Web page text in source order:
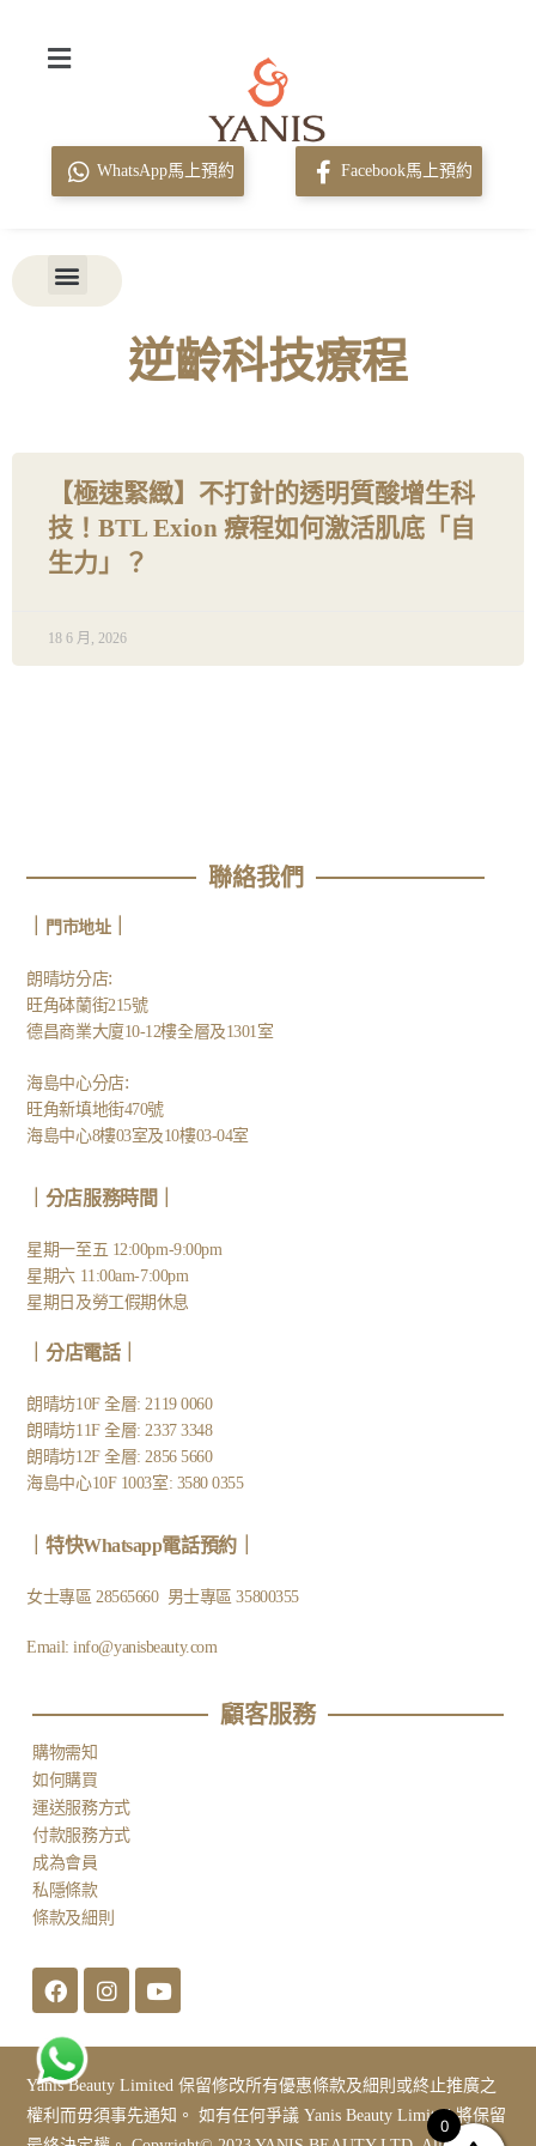
WhatsApp馬上預約 Facebook馬上預約
逆齡科技療程
【極速緊緻】不打針的透明質酸增生科
技！BTL Exion 療程如何激活肌底「自
生力」？
18 6 月, 2026
聯絡我們
門市地址｜
朗晴坊分店:
旺角砵蘭街215號
德昌商業大廈10-12樓全層及1301室
海島中心分店:
旺角新填地街470號
海島中心8樓03室及10樓03-04室
｜分店服務時間｜
星期一至五 12:00pm-9:00pm
星期六 11:00am-7:00pm
星期日及勞工假期休息
分店電話｜
朗晴坊10F 全層: 2119 0060
朗晴坊11F 全層: 2337 3348
朗晴坊12F 全層: 2856 5660
海島中心10F 1003室: 3580 0355
特快Whatsapp電話預約｜
女士專區28565660 男士專區35800355
Email:info@yanisbeauty.com
顧客服務​
購物需知
如何購買
運送服務方式
付款服務方式
成為會員
私隱條款
條款及細則
Yanis Beauty Limited 保留修改所有優惠條款及細則或終止推廣之
權利而毋須事先通知。 如有任何爭議 Yanis Beauty Limited 將保留
0